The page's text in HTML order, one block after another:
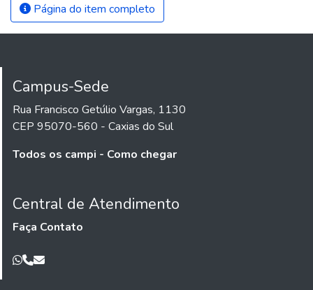
Página do item completo
Campus-Sede
Rua Francisco Getúlio Vargas, 1130
CEP 95070-560 - Caxias do Sul
Todos os campi - Como chegar
Central de Atendimento
Faça Contato